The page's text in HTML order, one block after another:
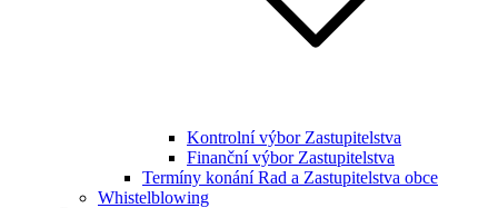
Kontrolní výbor Zastupitelstva
Finanční výbor Zastupitelstva
Termíny konání Rad a Zastupitelstva obce
Whistelblowing